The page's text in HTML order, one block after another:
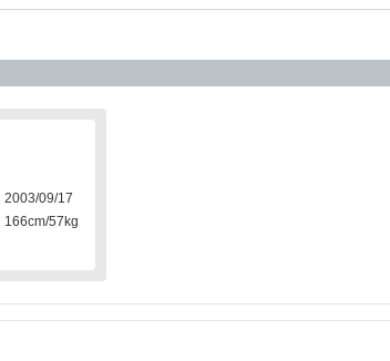
2003/09/17
166cm/57kg